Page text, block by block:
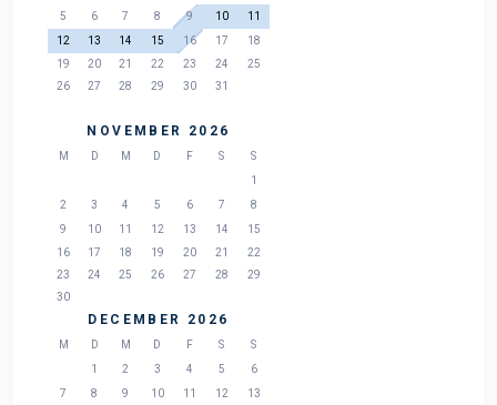
5
6 7 8 9 10
11
12
13 14 15 16 17
18
19
20 21 22 23 24
25
26
27 28 29 30 31
NOVEMBER 2026
M D M D F S
S
1
2
3 4 5 6 7
8
9
10 11 12 13 14
15
16
17 18 19 20 21
22
23
24 25 26 27 28
29
30
DECEMBER 2026
M D M D F S
S
1
2 3 4 5
6
7
8 9 10 11 12
13